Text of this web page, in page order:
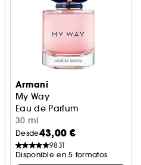
Armani
My Way
Eau de Parfum
30 ml
Desde43,00 €
9831
Disponible en 5 formatos